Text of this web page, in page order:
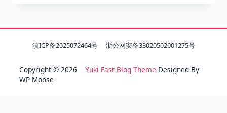
滇ICP备2025072464号 浙公网安备33020502001275号
Copyright © 2026 Yuki Fast Blog Theme Designed By
WP Moose